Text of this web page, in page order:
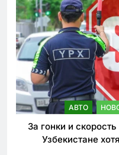
АВТО
За гонки и
Узбекистане